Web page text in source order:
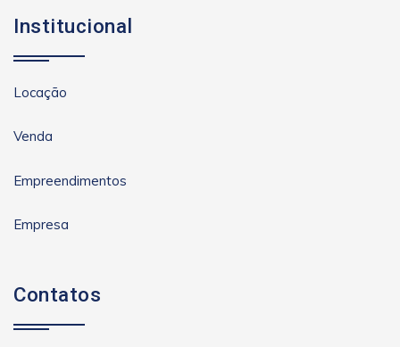
Institucional
Locação
Venda
Empreendimentos
Empresa
Contatos